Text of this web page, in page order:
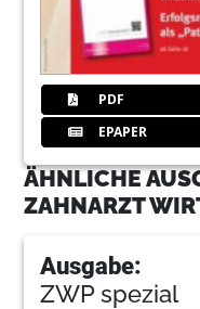
PDF
EPAPER
ÄHNLICHE
ZAHNARZT
Ausgabe:
ZWP spezial